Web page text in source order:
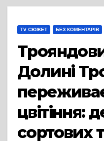
TV СЮЖЕТ БЕЗ КОМЕНТАРІВ
Долині
цвітіння:
сортових